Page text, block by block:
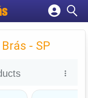
empresa
- SP